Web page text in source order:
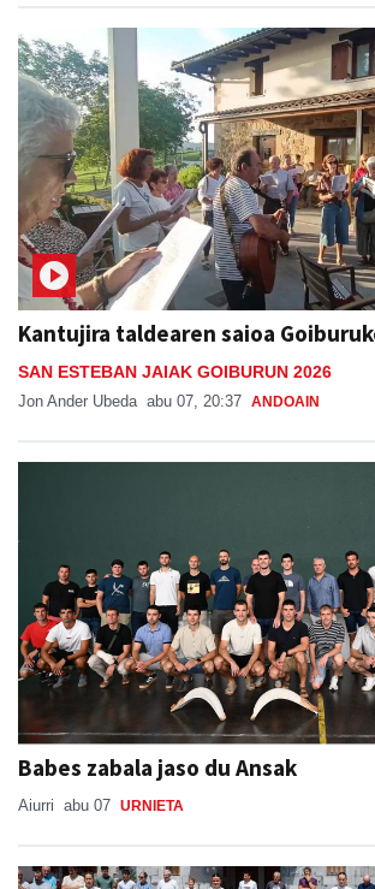
Kantujira taldearen saioa
SAN ESTEBAN JAIAK GOIBURUN 2026
Jon Ander Ubeda abu 07, 20:37 ANDOAIN
Babes zabala jaso du Ansak
Aiurri abu 07 URNIETA